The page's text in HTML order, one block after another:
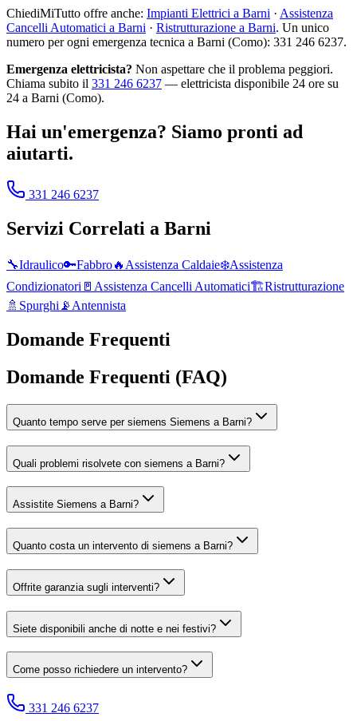
ChiediMiTutto offre anche: Impianti Elettrici a Barni · Assistenza
Cancelli Automatici a Barni · Ristrutturazione a Barni. Un unico
numero per ogni emergenza tecnica a Barni (Como): 331 246 6237.
Emergenza elettricista? Non aspettare che il problema peggiori.
Chiama subito il 331 246 6237 — elettricista disponibile 24 ore su
24 a Barni (Como).
Hai un'emergenza? Siamo pronti ad
aiutarti.
331 246 6237
Servizi Correlati a Barni
🔧Idraulico🔑Fabbro🔥 Assistenza Caldaie❄️Assistenza
Condizionatori 🚪 Assistenza Cancelli Automatici🏗️Ristrutturazione
🚿 Spurghi 📡 Antennista
Domande Frequenti
Domande Frequenti (FAQ)
Quanto tempo serve per siemens Siemens a Barni?
Quali problemi risolvete con siemens a Barni?
Assistite Siemens a Barni?
Quanto costa un intervento di siemens a Barni?
Offrite garanzia sugli interventi?
Siete disponibili anche di notte e nei festivi?
Come posso richiedere un intervento?
331 246 6237